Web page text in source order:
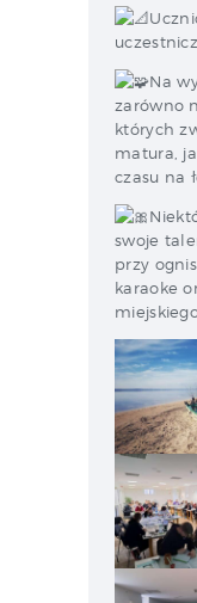
Na
zarówno
których
matura,
czasu na
swoje
przy
karaoke